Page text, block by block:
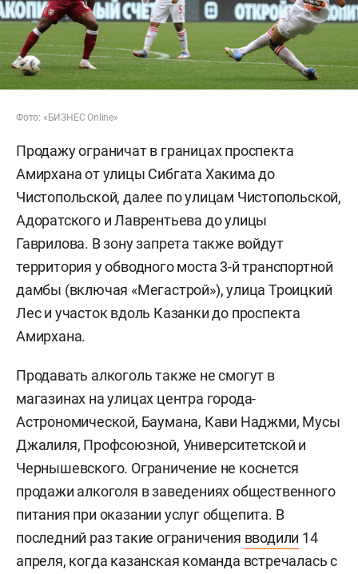
Фото: «БИЗНЕС Online»
Продажу ограничат в границах проспекта
Амирхана от улицы Сибгата Хакима до
Чистопольской, далее по улицам Чистопольской,
Адоратского и Лаврентьева до улицы
Гаврилова. В зону запрета также войдут
территория у обводного моста 3-й транспортной
дамбы (включая «Мегастрой»), улица Троицкий
Лес и участок вдоль Казанки до проспекта
Амирхана.
Продавать алкоголь также не смогут в
магазинах на улицах центра города-
Астрономической, Баумана, Кави Наджми, Мусы
Джалиля, Профсоюзной, Университетской и
Чернышевского. Ограничение не коснется
продажи алкоголя в заведениях общественного
питания при оказании услуг общепита. В
последний раз такие ограничения вводили 14
апреля, когда казанская команда встречалась с